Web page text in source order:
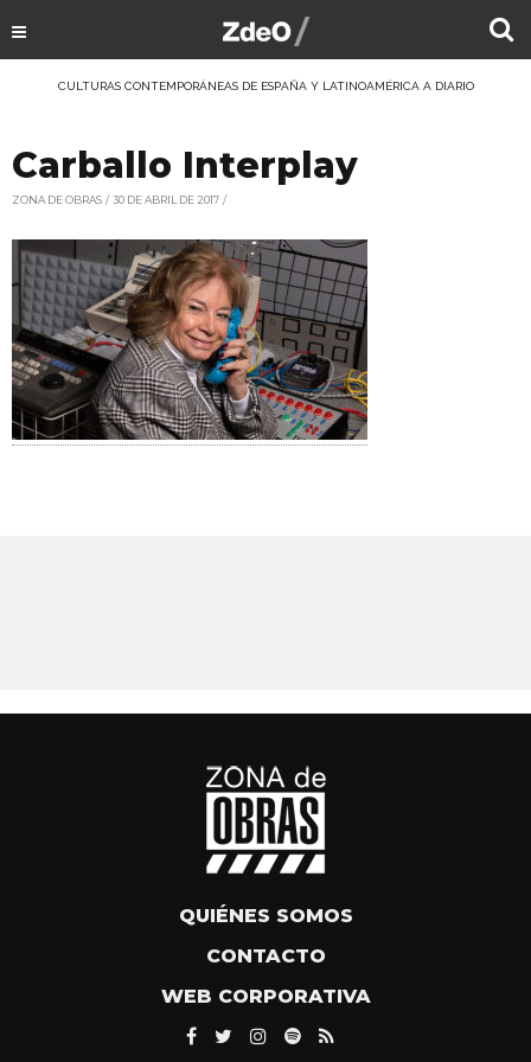
CULTURAS CONTEMPORÁNEAS DE ESPAÑA Y LATINOAMÉRICA A DIARIO
Carballo Interplay
ZONA DE OBRAS 30 DE ABRIL DE 2017
QUIÉNES SOMOS
CONTACTO
WEB CORPORATIVA